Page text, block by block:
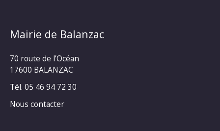
Mairie de Balanzac
70 route de l’Océan
17600 BALANZAC
Tél. 05 46 94 72 30
Nous contacter